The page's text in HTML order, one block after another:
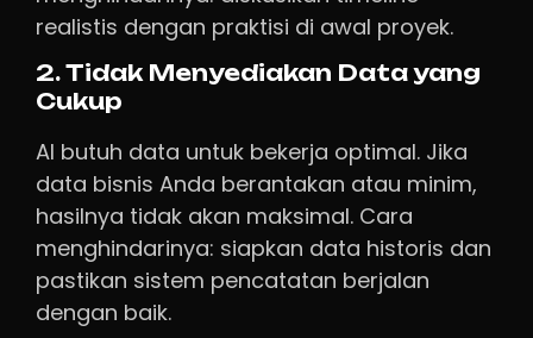
realistis dengan praktisi di awal proyek.
2. Tidak Menyediakan Data yang
Cukup
AI butuh data untuk bekerja optimal. Jika
data bisnis Anda berantakan atau minim,
hasilnya tidak akan maksimal. Cara
menghindarinya: siapkan data historis dan
pastikan sistem pencatatan berjalan
dengan baik.